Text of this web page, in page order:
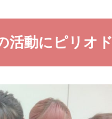
活動にピリオド